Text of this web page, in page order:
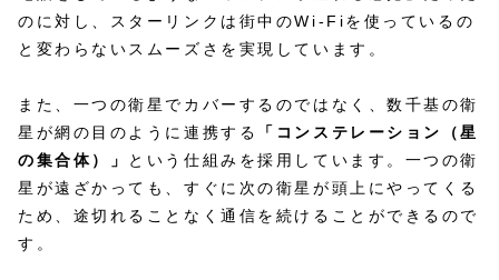
のに対し、スターリンクは街中のWi-Fiを使っているの
と変わらないスムーズさを実現しています。
また、一つの衛星でカバーするのではなく、数千基の衛
星が網の目のように連携する
「コンステレーション（星
の集合体）」
という仕組みを採用しています。一つの衛
星が遠ざかっても、すぐに次の衛星が頭上にやってくる
ため、途切れることなく通信を続けることができるので
す。